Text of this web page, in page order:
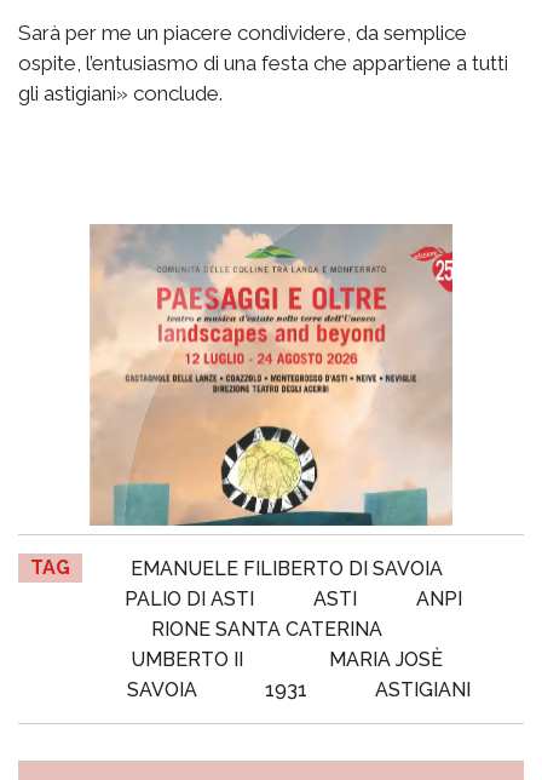
Sarà per me un piacere condividere, da semplice
ospite, l’entusiasmo di una festa che appartiene a tutti
gli astigiani» conclude.
TAG
EMANUELE FILIBERTO DI SAVOIA
PALIO DI ASTI
ASTI
ANPI
RIONE SANTA CATERINA
UMBERTO II
MARIA JOSÈ
SAVOIA
1931 ASTIGIANI